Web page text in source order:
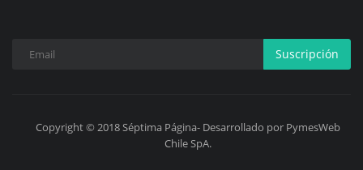
Suscripción
Copyright © 2018 Séptima Página- Desarrollado por PymesWeb
Chile SpA.